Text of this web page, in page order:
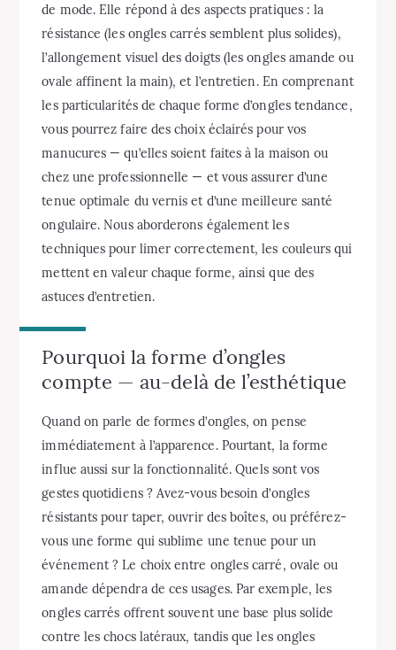
de mode. Elle répond à des aspects pratiques : la
résistance (les ongles carrés semblent plus solides),
l’allongement visuel des doigts (les ongles amande ou
ovale affinent la main), et l’entretien. En comprenant
les particularités de chaque forme d’ongles tendance,
vous pourrez faire des choix éclairés pour vos
manucures — qu’elles soient faites à la maison ou
chez une professionnelle — et vous assurer d’une
tenue optimale du vernis et d’une meilleure santé
ongulaire. Nous aborderons également les
techniques pour limer correctement, les couleurs qui
mettent en valeur chaque forme, ainsi que des
astuces d’entretien.
Pourquoi la forme d’ongles
compte — au-delà de l’esthétique
Quand on parle de formes d’ongles, on pense
immédiatement à l’apparence. Pourtant, la forme
influe aussi sur la fonctionnalité. Quels sont vos
gestes quotidiens ? Avez-vous besoin d’ongles
résistants pour taper, ouvrir des boîtes, ou préférez-
vous une forme qui sublime une tenue pour un
événement ? Le choix entre ongles carré, ovale ou
amande dépendra de ces usages. Par exemple, les
ongles carrés offrent souvent une base plus solide
contre les chocs latéraux, tandis que les ongles